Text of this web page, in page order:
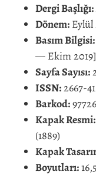
Dergi Başlığı:
Dönem: Eylül
Basım Bilgisi:
— Ekim 2019]
Sayfa Sayısı:
ISSN:2667-
Barkod:
Kapak Resmi:
(1889)
Kapak
Boyutları: